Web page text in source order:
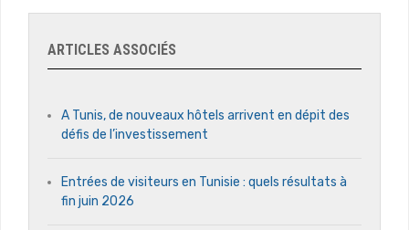
ARTICLES ASSOCIÉS
A Tunis, de nouveaux hôtels arrivent en dépit des
défis de l’investissement
Entrées de visiteurs en Tunisie : quels résultats à
fin juin 2026